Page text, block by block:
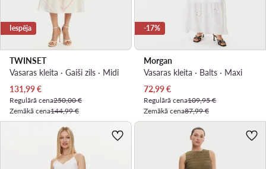
Iespēja
TWINSET
Vasaras kleita · Gaiši zils · Midi
Pašreizējā cena
131,99€
Regulārā cena250,00 €
Zemākā cena144,99 €
-17%
Morgan
Vasaras kleita · Balts · Maxi
Pašreizējā cena
72,99€
Regulārā cena109,95 €
Zemākā cena87,99 €